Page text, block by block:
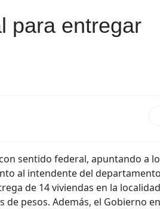
para entregar
sentido federal, apuntando a
al intendente del
de 14 viviendas en la
de pesos. Además, el Gobierno